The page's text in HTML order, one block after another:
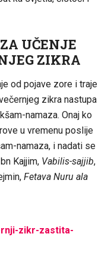
UČENJE
ZIKRA
od pojave zore i traje
zikra nastupa
namaza. Onaj ko
u vremenu poslije
namaza, i nadati se
Kajjim, Vabilis-sajjib,
Fetava Nuru ala
zikr-zastita-